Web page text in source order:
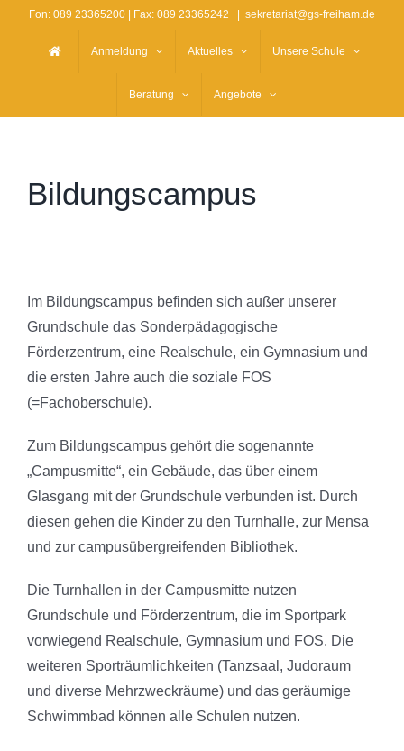
Fon: 089 23365200 | Fax: 089 23365242 sekretariat@gs-freiham.de
Anmeldung Aktuelles Unsere Schule
Beratung Angebote
Bildungscampus
Im Bildungscampus befinden sich außer unserer
Grundschule das Sonderpädagogische
Förderzentrum, eine Realschule, ein Gymnasium und
die ersten Jahre auch die soziale FOS
(=Fachoberschule).
Zum Bildungscampus gehört die sogenannte
„Campusmitte“, ein Gebäude, das über einem
Glasgang mit der Grundschule verbunden ist. Durch
diesen gehen die Kinder zu den Turnhalle, zur Mensa
und zur campusübergreifenden Bibliothek.
Die Turnhallen in der Campusmitte nutzen
Grundschule und Förderzentrum, die im Sportpark
vorwiegend Realschule, Gymnasium und FOS. Die
weiteren Sporträumlichkeiten (Tanzsaal, Judoraum
und diverse Mehrzweckräume) und das geräumige
Schwimmbad können alle Schulen nutzen.